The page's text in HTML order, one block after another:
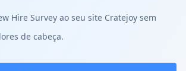
Hire Survey ao seu site Cratejoy sem
de cabeça.